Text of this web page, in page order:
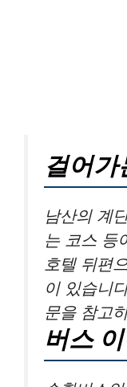
걸어가
남산의 계
는 코스 등
호텔 뒤편
이 있습니
문을 참고
버스